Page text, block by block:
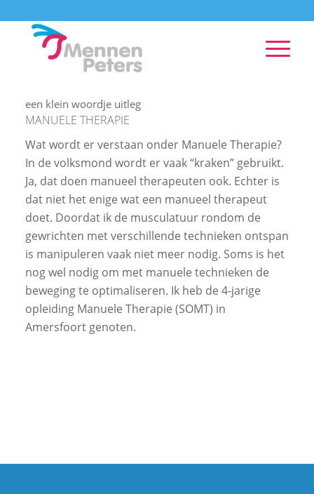
een klein woordje uitleg
MANUELE THERAPIE
Wat wordt er verstaan onder Manuele Therapie?
In de volksmond wordt er vaak “kraken” gebruikt.
Ja, dat doen manueel therapeuten ook. Echter is
dat niet het enige wat een manueel therapeut
doet. Doordat ik de musculatuur rondom de
gewrichten met verschillende technieken ontspan
is manipuleren vaak niet meer nodig. Soms is het
nog wel nodig om met manuele technieken de
beweging te optimaliseren. Ik heb de 4-jarige
opleiding Manuele Therapie (SOMT) in
Amersfoort genoten.